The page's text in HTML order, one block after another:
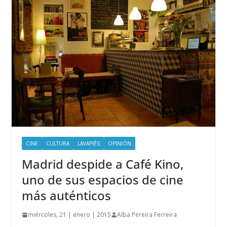
CINE CULTURA LAVAPIÉS OPINIÓN
Madrid despide a Café Kino,
uno de sus espacios de cine
más auténticos
miércoles, 21 | enero | 2015 Alba Pereira Ferreira